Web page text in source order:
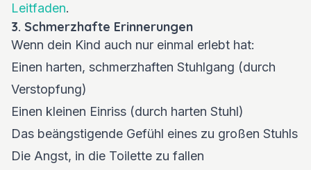
Leitfaden.
3. Schmerzhafte Erinnerungen
Wenn dein Kind auch nur einmal erlebt hat:
Einen harten, schmerzhaften Stuhlgang (durch
Verstopfung)
Einen kleinen Einriss (durch harten Stuhl)
Das beängstigende Gefühl eines zu großen Stuhls
Die Angst, in die Toilette zu fallen